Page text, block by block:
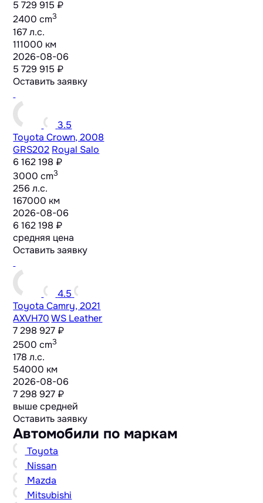
5 729 915 ₽
2400 cm3
167 л.с.
111000 км
2026-08-06
5 729 915 ₽
Оставить заявку
3.5
Toyota Crown, 2008
GRS202 Royal Salo
6 162 198 ₽
3000 cm3
256 л.с.
167000 км
2026-08-06
6 162 198 ₽
средняя цена
Оставить заявку
4.5
Toyota Camry, 2021
AXVH70 WS Leather
7 298 927 ₽
2500 cm3
178 л.с.
54000 км
2026-08-06
7 298 927 ₽
выше средней
Оставить заявку
Автомобили по маркам
Toyota
Nissan
Mazda
Mitsubishi